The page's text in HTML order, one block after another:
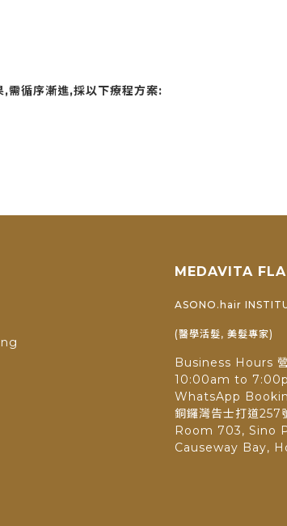
,需循序漸進,採以下療程方案:
MEDAVITA
ASONO.hair
(醫學活髮, 美髮專家)
Business Hours
10:00am to
WhatsApp
銅鑼灣告士打道
Room 703, Sino
Causeway Bay,